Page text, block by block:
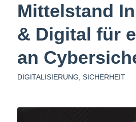
Mittelstand
& Digital für
an
DIGITALISIERUNG SICHERHEIT